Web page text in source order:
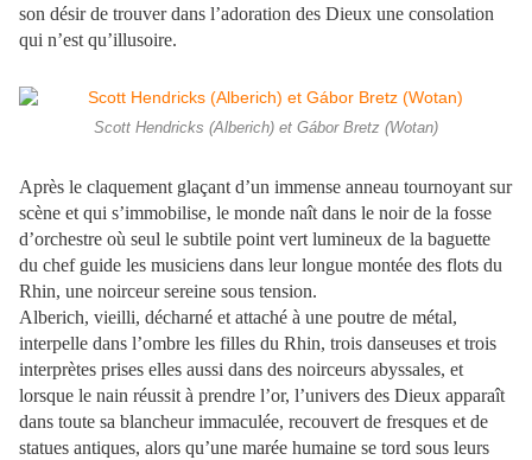
son désir de trouver dans l’adoration des Dieux une consolation
qui n’est qu’illusoire.
Scott Hendricks (Alberich) et Gábor Bretz (Wotan)
Après le claquement glaçant d’un immense anneau tournoyant sur
scène et qui s’immobilise, le monde naît dans le noir de la fosse
d’orchestre où seul le subtile point vert lumineux de la baguette
du chef guide les musiciens dans leur longue montée des flots du
Rhin, une noirceur sereine sous tension.
Alberich, vieilli, décharné et attaché à une poutre de métal,
interpelle dans l’ombre les filles du Rhin, trois danseuses et trois
interprètes prises elles aussi dans des noirceurs abyssales, et
lorsque le nain réussit à prendre l’or, l’univers des Dieux apparaît
dans toute sa blancheur immaculée, recouvert de fresques et de
statues antiques, alors qu’une marée humaine se tord sous leurs